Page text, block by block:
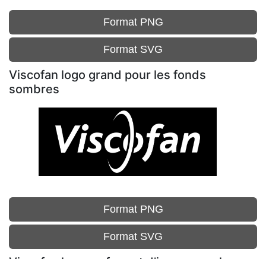
Format PNG
Format SVG
Viscofan logo grand pour les fonds
sombres
Format PNG
Format SVG